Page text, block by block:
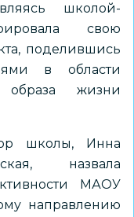
школой-
свою
поделившись
в области
образа жизни
школы, Инна
назвала
МАОУ
направлению